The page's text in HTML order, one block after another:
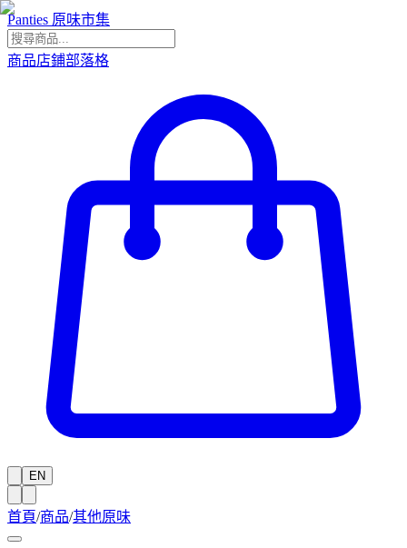
Panties 原味市集
商品店鋪部落格
EN
首頁/商品/其他原味